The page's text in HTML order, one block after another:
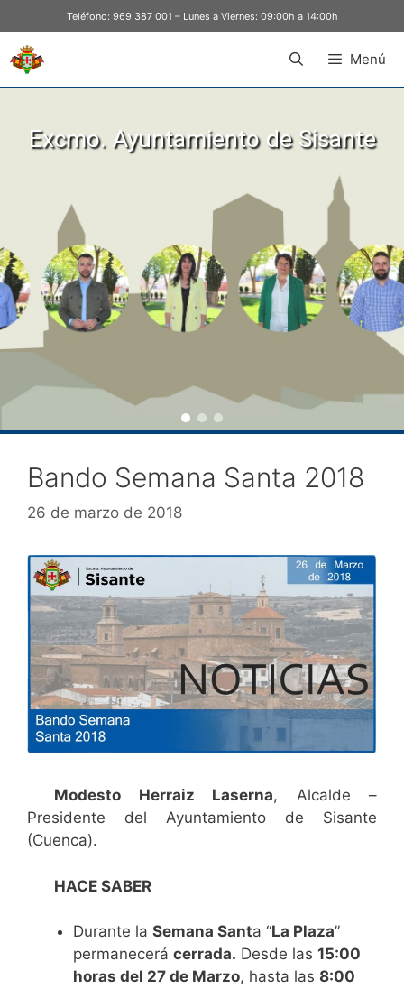
Teléfono: 969 387 001 – Lunes a Viernes: 09:00h a 14:00h
Menú
Excmo. Ayuntamiento de Sisante
Bando Semana Santa 2018
26 de marzo de 2018
Modesto Herraiz Laserna, Alcalde –
Presidente del Ayuntamiento de Sisante
(Cuenca).
HACE SABER
Durante la Semana Santa “La Plaza”
permanecerá cerrada. Desde las 15:00
horas del 27 de Marzo, hasta las 8:00